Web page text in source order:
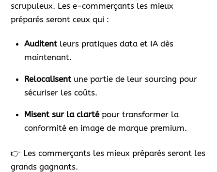
scrupuleux. Les e-commerçants les mieux
préparés seront ceux qui :
Auditentleurs pratiques data et IA dès
maintenant.
Relocalisentune partie de leur sourcing pour
sécuriser les coûts.
Misent sur la clartépour transformer la
conformité en image de marque premium.
👉 Les commerçants les mieux préparés seront les
grands gagnants.